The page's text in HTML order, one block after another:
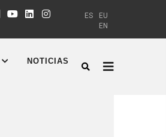
EU
ES
EN
NOTICIAS